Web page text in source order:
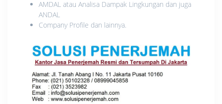
AMDAL atau Analisa Dampak Lingkungan dan juga
ANDAL
Company Profile dan lainnya.